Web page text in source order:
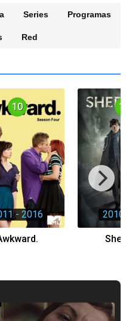
Series Programas
Red
- 2016
10